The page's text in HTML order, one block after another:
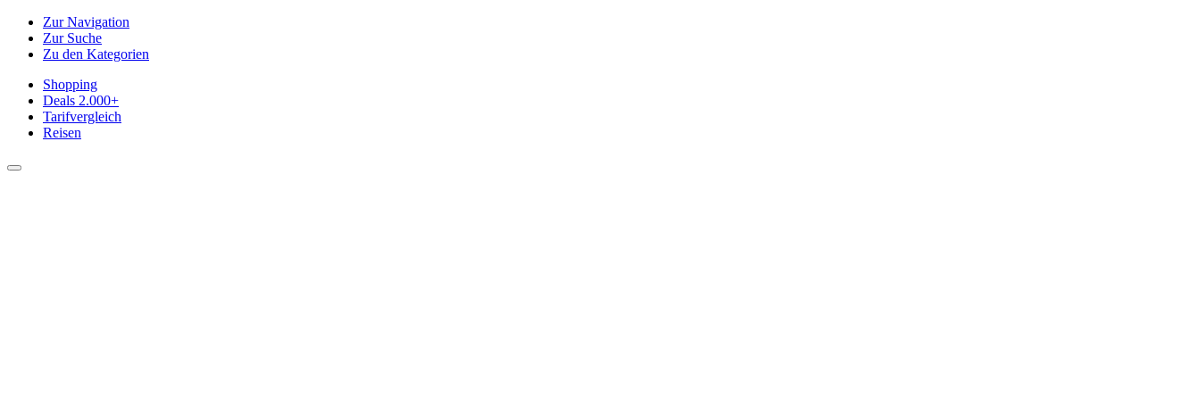
Zur Navigation
Zur Suche
Zu den Kategorien
Shopping
Deals 2.000+
Tarifvergleich
Reisen